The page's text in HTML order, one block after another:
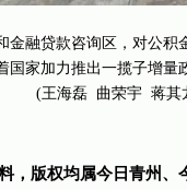
金融贷款咨询区，对公积
国家加力推出一揽子增量
曲荣宇 蒋其
，版权均属今日青州、